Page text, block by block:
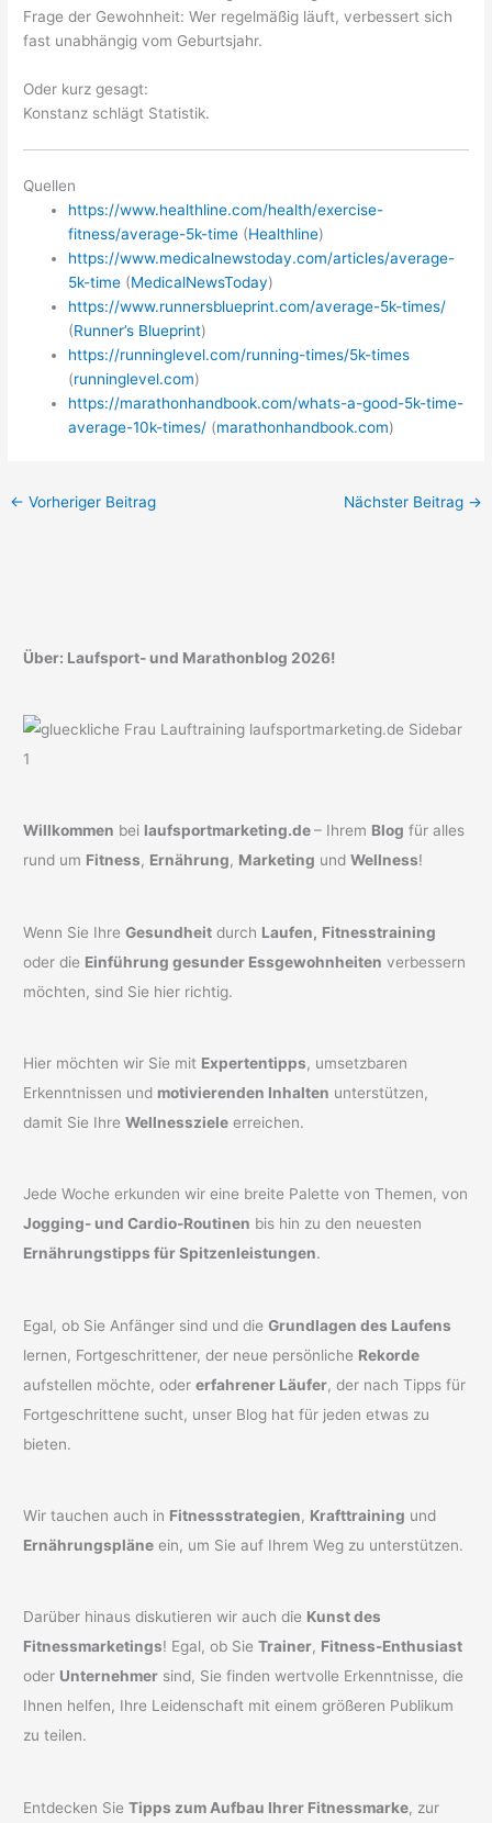
Frage der Gewohnheit: Wer regelmäßig läuft, verbessert sich
fast unabhängig vom Geburtsjahr.
Oder kurz gesagt:
Konstanz schlägt Statistik.
Quellen
https://www.healthline.com/health/exercise-
fitness/average-5k-time (Healthline)
https://www.medicalnewstoday.com/articles/average-
5k-time (MedicalNewsToday)
https://www.runnersblueprint.com/average-5k-times/
(Runner’s Blueprint)
https://runninglevel.com/running-times/5k-times
(runninglevel.com)
https://marathonhandbook.com/whats-a-good-5k-time-
average-10k-times/ (marathonhandbook.com)
← Vorheriger Beitrag Nächster Beitrag →
Über: Laufsport- und Marathonblog 2026!
Willkommen bei laufsportmarketing.de– Ihrem Blog für alles
rund um Fitness, Ernährung, Marketing undWellness!
Wenn Sie IhreGesundheit durch Laufen, Fitnesstraining
oder die Einführung gesunder Essgewohnheiten verbessern
möchten, sind Sie hier richtig.
Hier möchten wir Sie mit Expertentipps, umsetzbaren
Erkenntnissen und motivierenden Inhalten unterstützen,
damit Sie IhreWellnessziele erreichen.
Jede Woche erkunden wir eine breite Palette von Themen, von
Jogging- und Cardio-Routinen bis hin zu den neuesten
Ernährungstipps für Spitzenleistungen.
Egal, ob Sie Anfänger sind und dieGrundlagen des Laufens
lernen, Fortgeschrittener, der neue persönliche Rekorde
aufstellen möchte, odererfahrener Läufer, der nach Tipps für
Fortgeschrittene sucht, unser Blog hat für jeden etwas zu
bieten.
Wir tauchen auch in Fitnessstrategien, Krafttraining und
Ernährungspläne ein, um Sie auf Ihrem Weg zu unterstützen.
Darüber hinaus diskutieren wir auch die Kunst des
Fitnessmarketings! Egal, ob SieTrainer, Fitness-Enthusiast
oder Unternehmer sind, Sie finden wertvolle Erkenntnisse, die
Ihnen helfen, Ihre Leidenschaft mit einem größeren Publikum
zu teilen.
Entdecken SieTipps zum Aufbau Ihrer Fitnessmarke, zur